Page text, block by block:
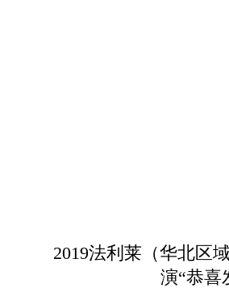
2019法利莱（华北区
演“恭喜